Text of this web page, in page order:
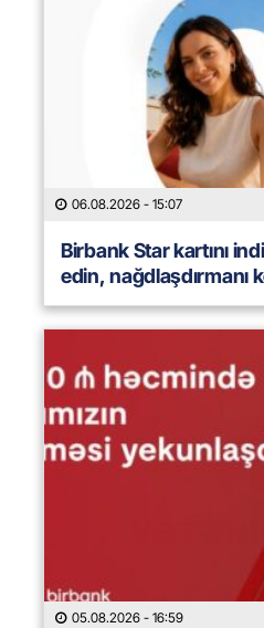
06.08.2026 - 15:07
Birbank Star kartını
edin, nağdlaşdırmanı
05.08.2026 - 16:59